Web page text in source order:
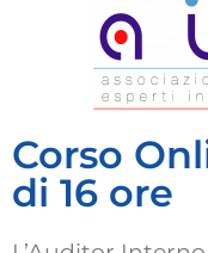
Corso
di 16 ore